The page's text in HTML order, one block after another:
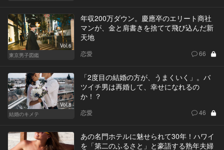
Vol.6
東京男子図鑑
年収200万ダウン。慶應卒のエリート商社
マンが、金と肩書きを捨てて飛び込んだ新
天地
恋愛 66
Vol.8
結婚のキメテ
「2度目の結婚の方が、うまくいく」。バ
ツイチ男は再婚して、幸せになれるの
か！？
恋愛 46
あの名門ホテルに魅せられて30年！ハワイ
を「第二のふるさと」と豪語する熟年夫婦